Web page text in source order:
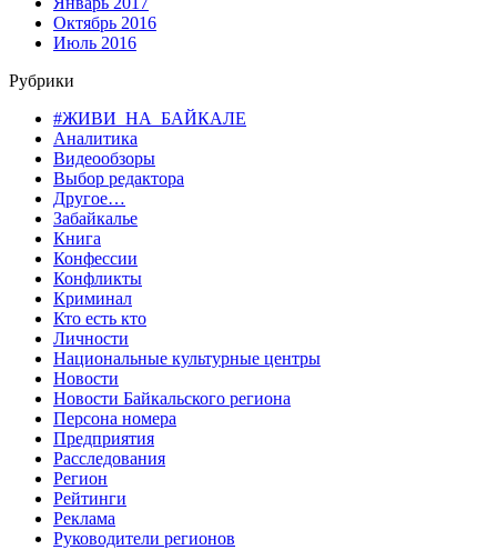
Октябрь 2016
Июль 2016
Рубрики
#ЖИВИ_НА_БАЙКАЛЕ
Аналитика
Видеообзоры
Выбор редактора
Другое…
Забайкалье
Книга
Конфессии
Конфликты
Криминал
Кто есть кто
Личности
Национальные культурные центры
Новости
Новости Байкальского региона
Персона номера
Предприятия
Расследования
Регион
Рейтинги
Реклама
Руководители регионов